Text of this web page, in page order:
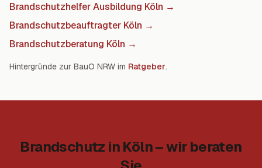
Brandschutzhelfer Ausbildung Köln →
Brandschutzbeauftragter Köln →
Brandschutzberatung Köln →
Hintergründe zur BauO NRW im Ratgeber.
Brandschutz in Köln – wir beraten